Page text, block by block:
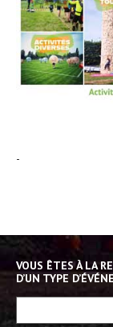
-
VOUS ÊTES À LA
D’UN TYPE